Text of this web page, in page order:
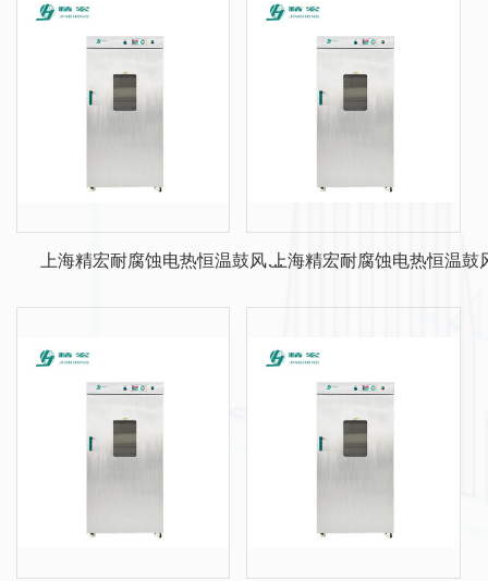
上海精宏耐腐蚀电热恒温鼓风干上海精宏耐腐蚀电热恒温鼓